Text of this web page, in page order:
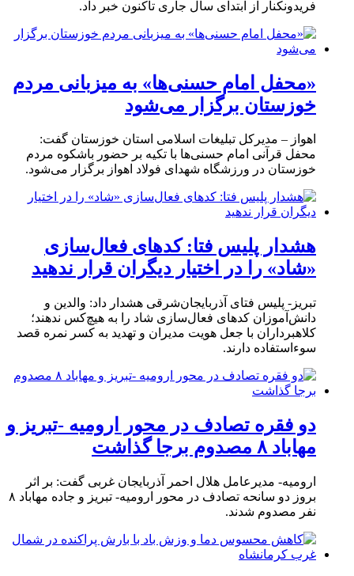
فریدونکنار از ابتدای سال جاری تاکنون خبر داد.
«محفل امام حسنی‌ها» به میزبانی مردم
خوزستان برگزار می‌شود
اهواز – مدیرکل تبلیغات اسلامی استان خوزستان گفت:
محفل قرآنی امام حسنی‌ها با تکیه بر حضور باشکوه مردم
خوزستان در ورزشگاه شهدای فولاد اهواز برگزار می‌شود.
هشدار پلیس فتا: کدهای فعال‌سازی
«شاد» را در اختیار دیگران قرار ندهید
تبریز- پلیس فتای آذربایجان‌شرقی هشدار داد: والدین و
دانش‌آموزان کدهای فعال‌سازی شاد را به هیچ‌کس ندهند؛
کلاهبرداران با جعل هویت مدیران و تهدید به کسر نمره قصد
سوءاستفاده دارند.
دو فقره تصادف در محور ارومیه -تبریز و
مهاباد ۸ مصدوم برجا گذاشت
ارومیه- مدیرعامل هلال احمر آذربایجان غربی گفت: بر اثر
بروز دو سانحه تصادف در محور ارومیه- تبریز و جاده مهاباد ۸
نفر مصدوم شدند.